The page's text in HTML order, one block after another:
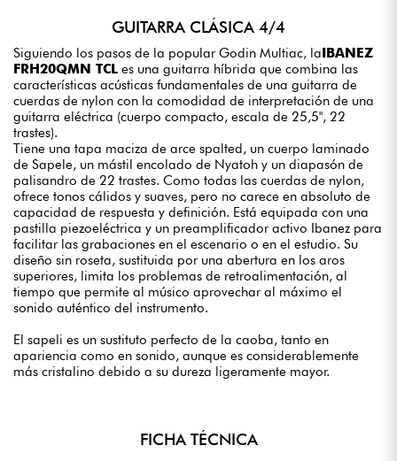
GUITARRA CLÁSICA 4/4
Siguiendo los pasos de la popular Godin Multiac, laIBANEZ
FRH20QMN TCL es una guitarra híbrida que combina las
características acústicas fundamentales de una guitarra de
cuerdas de nylon con la comodidad de interpretación de una
guitarra eléctrica (cuerpo compacto, escala de 25,5", 22
trastes).
Tiene una tapa maciza de arce spalted, un cuerpo laminado
de Sapele, un mástil encolado de Nyatoh y un diapasón de
palisandro de 22 trastes. Como todas las cuerdas de nylon,
ofrece tonos cálidos y suaves, pero no carece en absoluto de
capacidad de respuesta y definición. Está equipada con una
pastilla piezoeléctrica y un preamplificador activo Ibanez para
facilitar las grabaciones en el escenario o en el estudio. Su
diseño sin roseta, sustituida por una abertura en los aros
superiores, limita los problemas de retroalimentación, al
tiempo que permite al músico aprovechar al máximo el
sonido auténtico del instrumento.
El sapeli es un sustituto perfecto de la caoba, tanto en
apariencia como en sonido, aunque es considerablemente
más cristalino debido a su dureza ligeramente mayor.
FICHA TÉCNICA